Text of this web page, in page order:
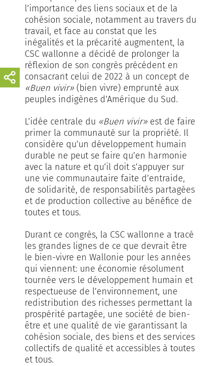
l’importance des liens sociaux et de la
cohésion sociale, notamment au travers du
travail, et face au constat que les
inégalités et la précarité augmentent, la
CSC wallonne a décidé de prolonger la
réflexion de son congrès précédent en
consacrant celui de 2022 à un concept de
«Buen vivir» (bien vivre) emprunté aux
peuples indigènes d’Amérique du Sud.
L’idée centrale du «Buen vivir» est de faire
primer la communauté sur la propriété. Il
considère qu’un développement humain
durable ne peut se faire qu’en harmonie
avec la nature et qu’il doit s’appuyer sur
une vie communautaire faite d’entraide,
de solidarité, de responsabilités partagées
et de production collective au bénéfice de
toutes et tous.
Durant ce congrès, la CSC wallonne a tracé
les grandes lignes de ce que devrait être
le bien-vivre en Wallonie pour les années
qui viennent: une économie résolument
tournée vers le développement humain et
respectueuse de l’environnement, une
redistribution des richesses permettant la
prospérité partagée, une société de bien-
être et une qualité de vie garantissant la
cohésion sociale, des biens et des services
collectifs de qualité et accessibles à toutes
et tous.